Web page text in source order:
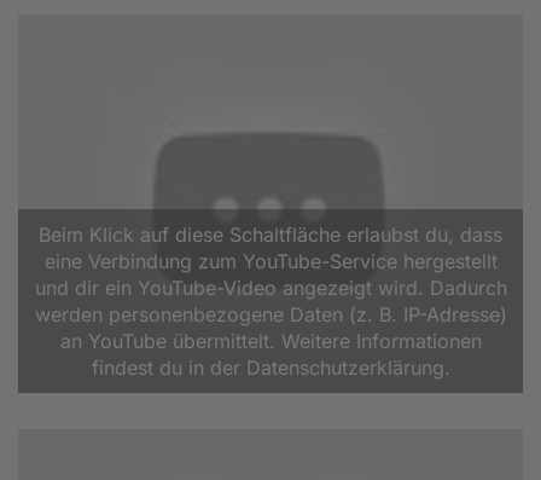
Beim Klick auf diese Schaltfläche erlaubst du, dass
eine Verbindung zum YouTube-Service hergestellt
und dir ein YouTube-Video angezeigt wird. Dadurch
werden personenbezogene Daten (z. B. IP-Adresse)
an YouTube übermittelt. Weitere Informationen
findest du in der Datenschutzerklärung.